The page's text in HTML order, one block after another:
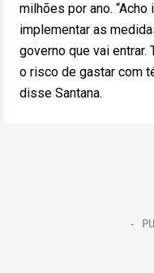
milhões por ano.
implementar as
governo que vai
o risco de gastar com
disse Santana.